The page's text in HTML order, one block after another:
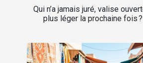
Qui n’a jamais juré, valise
plus léger la prochaine fois ?